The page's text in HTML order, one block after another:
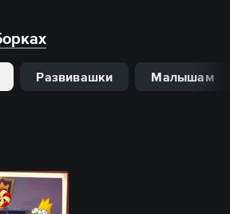
Развивашки Малышам